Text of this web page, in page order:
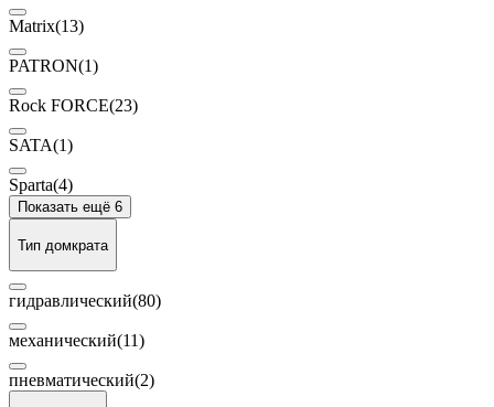
Matrix(13)
PATRON(1)
Rock FORCE(23)
SATA(1)
Sparta(4)
Показать ещё 6
Тип домкрата
гидравлический(80)
механический(11)
пневматический(2)